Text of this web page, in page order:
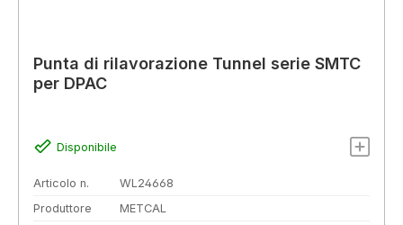
Punta di rilavorazione Tunnel serie SMTC
per DPAC
Disponibile
Articolo n.
WL24668
Produttore
METCAL